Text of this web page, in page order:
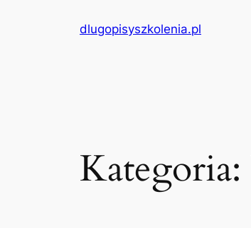
dlugopisyszkolenia.pl
Kategoria: